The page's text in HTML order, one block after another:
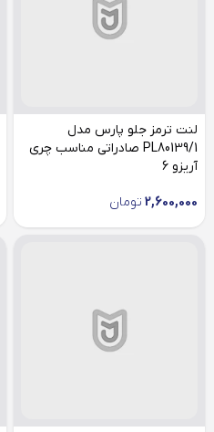
لنت ترمز جلو پارس مدل
PL80139/1 صادراتی مناسب چری
آریزو 6
2,600,000 تومان